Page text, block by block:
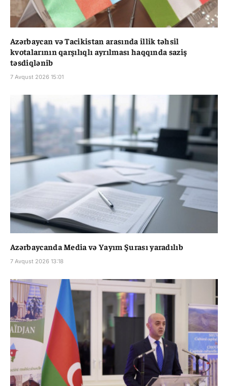
Azərbaycan və Tacikistan arasında illik təhsil
kvotalarının qarşılıqlı ayrılması haqqında saziş
təsdiqlənib
7 Avqust 2026 15:01
Azərbaycanda Media və Yayım Şurası yaradılıb
7 Avqust 2026 13:18